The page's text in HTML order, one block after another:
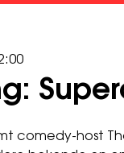
comedy-host